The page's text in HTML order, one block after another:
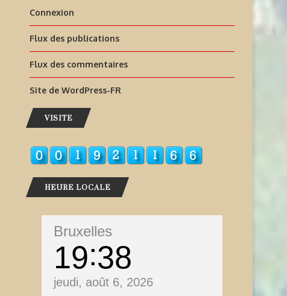
Connexion
Flux des publications
Flux des commentaires
Site de WordPress-FR
VISITE
HEURE LOCALE
Bruxelles
19 38
jeudi, août 6, 2026